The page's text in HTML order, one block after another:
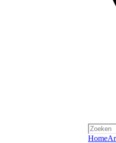
Home